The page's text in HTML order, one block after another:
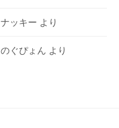
ナッキー より
のぐぴょん より